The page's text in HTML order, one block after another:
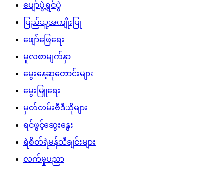
ပျော်ပွဲရွှင်ပွဲ
ပြည်သူ့အကျိုးပြု
ဖျော်ဖြေရေး
မူလစာမျက်နှာ
မွေးနေ့ဆုတောင်းများ
မွေးမြူရေး
မှတ်တမ်းဗီဒီယိုများ
ရင်ဖွင့်ဆွေးနွေး
ရဲစိတ်ရဲမန်သီချင်းများ
လက်မှုပညာ